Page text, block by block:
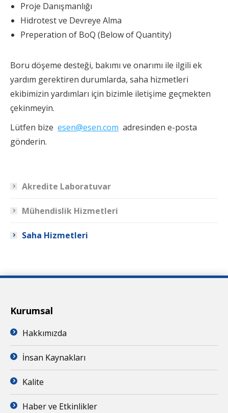
Proje Danışmanlığı
Hidrotest ve Devreye Alma
Preperation of BoQ (Below of Quantity)
Boru döşeme desteği, bakımı ve onarımı ile ilgili ek
yardım gerektiren durumlarda, saha hizmetleri
ekibimizin yardımları için bizimle iletişime geçmekten
çekinmeyin.
Lütfen bize esen@esen.com adresinden e-posta
gönderin.
Akredite Laboratuvar
Mühendislik Hizmetleri
Saha Hizmetleri
Kurumsal
Hakkımızda
İnsan Kaynakları
Kalite
Haber ve Etkinlikler